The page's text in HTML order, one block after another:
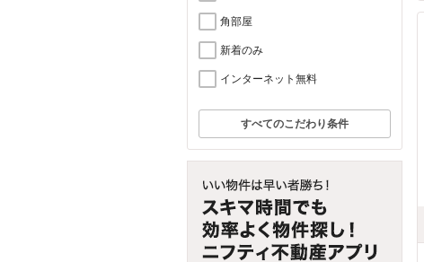
角部屋
新着のみ
インターネット無料
すべてのこだわり条件